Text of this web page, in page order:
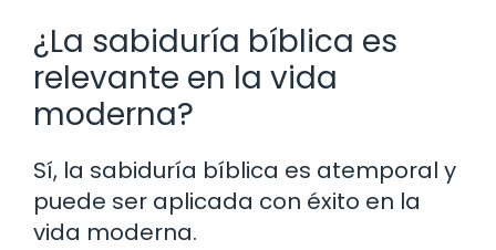
¿La sabiduría bíblica es
relevante en la vida
moderna?
Sí, la sabiduría bíblica es atemporal y
puede ser aplicada con éxito en la
vida moderna.